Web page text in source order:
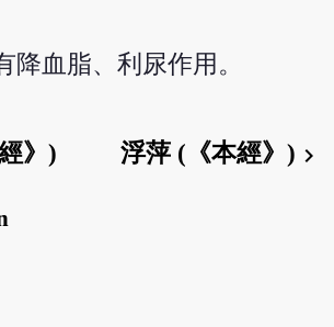
降血脂、利尿作用。
》) 浮萍 (《本經》) chevron_right